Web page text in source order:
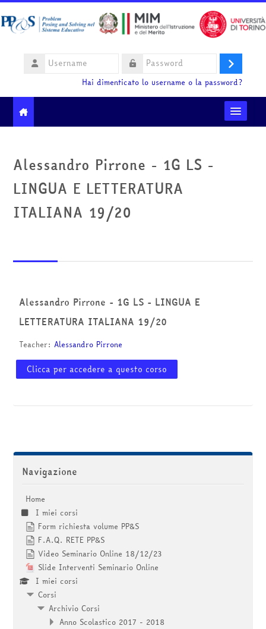
Username
Login
Hai dimenticato lo username o la password?
Ministero dell'Istruzione e del Merito
Alessandro Pirrone - 1G LS -
LINGUA E LETTERATURA
ITALIANA 19/20
Alessandro Pirrone - 1G LS - LINGUA E
LETTERATURA ITALIANA 19/20
Teacher:Alessandro Pirrone
Clicca per accedere a questo corso
Salta Navigazione
Navigazione
Home
I miei corsi
Form richiesta volume PP&S
F.A.Q. RETE PP&S
Video Seminario Online 18/12/23
Slide Interventi Seminario Online
I miei corsi
Corsi
Archivio Corsi
Anno Scolastico 2017 - 2018